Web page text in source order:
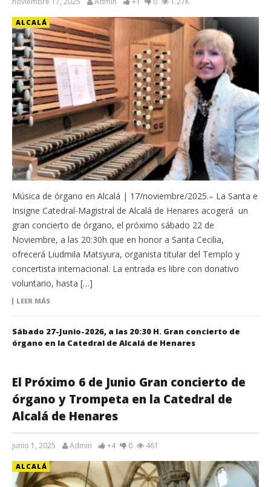
ALCALÁ
Música de órgano en Alcalá | 17/noviembre/2025.– La Santa e
Insigne Catedral-Magistral de Alcalá de Henares acogerá un
gran concierto de órgano, el próximo sábado 22 de
Noviembre, a las 20:30h que en honor a Santa Cecilia,
ofrecerá Liudmila Matsyura, organista titular del Templo y
concertista internacional. La entrada es libre con donativo
voluntario, hasta […]
LEER MÁS
Sábado 27-Junio-2026, a las 20:30 H. Gran concierto de
órgano en la Catedral de Alcalá de Henares
El Próximo 6 de Junio Gran concierto de
órgano y Trompeta en la Catedral de
Alcalá de Henares
junio 1, 2025 Admin +4 0 461
ALCALÁ